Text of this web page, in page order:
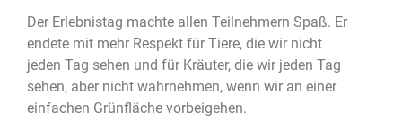
Der Erlebnistag machte allen Teilnehmern Spaß. Er
endete mit mehr Respekt für Tiere, die wir nicht
jeden Tag sehen und für Kräuter, die wir jeden Tag
sehen, aber nicht wahrnehmen, wenn wir an einer
einfachen Grünfläche vorbeigehen.